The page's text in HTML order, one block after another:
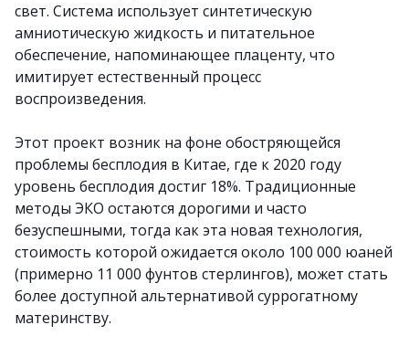
свет. Система использует синтетическую
амниотическую жидкость и питательное
обеспечение, напоминающее плаценту, что
имитирует естественный процесс
воспроизведения.
Этот проект возник на фоне обостряющейся
проблемы бесплодия в Китае, где к 2020 году
уровень бесплодия достиг 18%. Традиционные
методы ЭКО остаются дорогими и часто
безуспешными, тогда как эта новая технология,
стоимость которой ожидается около 100 000 юаней
(примерно 11 000 фунтов стерлингов), может стать
более доступной альтернативой суррогатному
материнству.